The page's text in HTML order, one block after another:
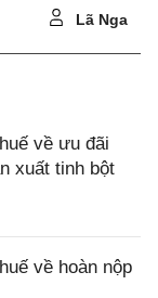
Lã Nga
về ưu đãi
xuất tinh bột
về hoàn nộp